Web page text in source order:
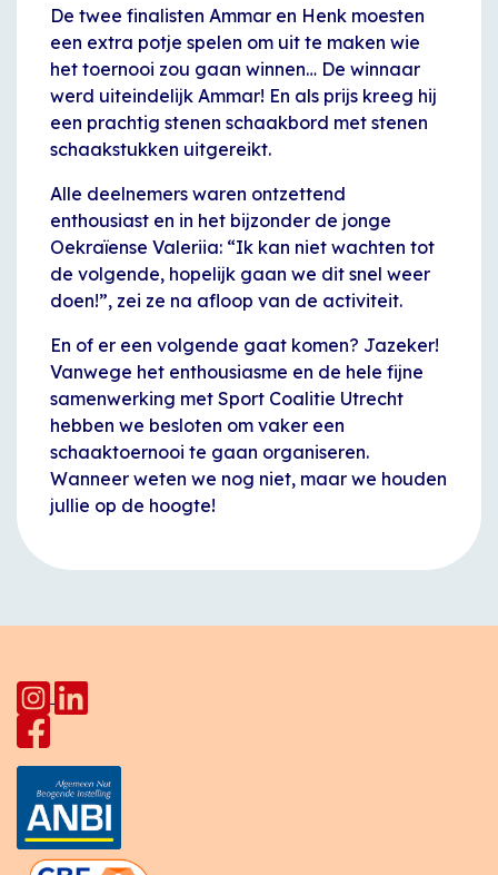
De twee finalisten Ammar en Henk moesten
een extra potje spelen om uit te maken wie
het toernooi zou gaan winnen… De winnaar
werd uiteindelijk Ammar! En als prijs kreeg hij
een prachtig stenen schaakbord met stenen
schaakstukken uitgereikt.
Alle deelnemers waren ontzettend
enthousiast en in het bijzonder de jonge
Oekraïense Valeriia: “Ik kan niet wachten tot
de volgende, hopelijk gaan we dit snel weer
doen!”, zei ze na afloop van de activiteit.
En of er een volgende gaat komen? Jazeker!
Vanwege het enthousiasme en de hele fijne
samenwerking met Sport Coalitie Utrecht
hebben we besloten om vaker een
schaaktoernooi te gaan organiseren.
Wanneer weten we nog niet, maar we houden
jullie op de hoogte!